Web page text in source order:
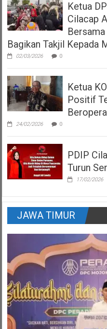
Ketua
Cilacap
Bagikan Takjil Kepada
02/03/2026 0
Ketua
Positif
24/02/2026 0
PDIP
Turun
17/02/2026
JAWA TIMUR